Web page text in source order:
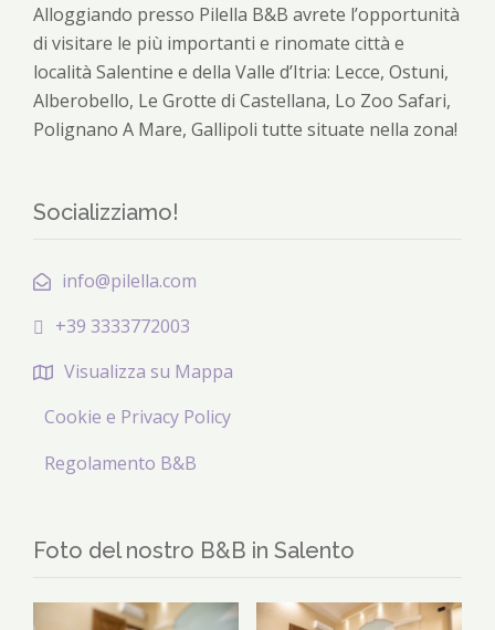
Alloggiando presso Pilella B&B avrete l’opportunità
di visitare le più importanti e rinomate città e
località Salentine e della Valle d’Itria: Lecce, Ostuni,
Alberobello, Le Grotte di Castellana, Lo Zoo Safari,
Polignano A Mare, Gallipoli tutte situate nella zona!
Socializziamo!
info@pilella.com
+39 3333772003
Visualizza su Mappa
Cookie e Privacy Policy
Regolamento B&B
Foto del nostro B&B in Salento